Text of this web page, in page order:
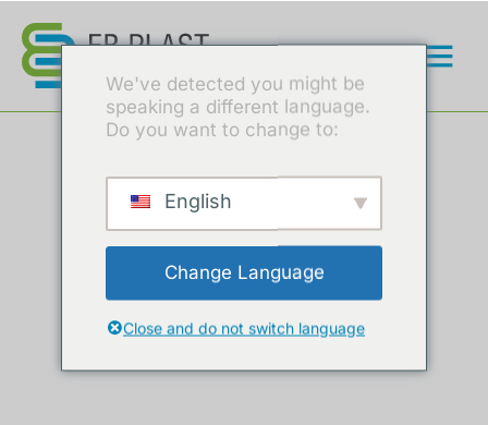
We've detected you might be
speaking a different language.
Do you want to change to:
English
Change Language
Close and do not switch language